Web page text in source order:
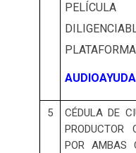
AUDIOAYUDA
5
CÉDULA DE
PRODUCTOR
POR AMBAS